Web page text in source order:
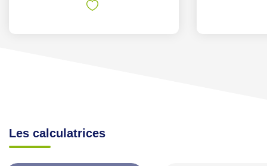
Les calculatrices